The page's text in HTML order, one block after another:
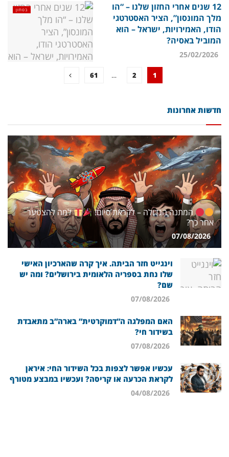
בטחון
12 שנים אחרי החזון שלנו – “הו
מלך המונסון”, הציר האסטרטגי
הודו, האמירויות, ישראל – הוא
המוביל באסיה?
1
2
…
61
חדשות אחרונות
המתנה הגדולה – לקראת סיום!
למה להצטער
אחר כך?
07/08/2026
וינגייט חזר הביתה. איך קרה שהארכיון האישי
שלו נחת בספריה הלאומית בירושלים? ומה יש
שם?
האם המפלגה ה”דמוקרטית” בארה”ב מתאבדת
בשידור חי?
עכשיו אפשר לצפות בכל השידור החי: איראן
לקראת הכרעה או קריסה? ועכשיו במבצע מטורף